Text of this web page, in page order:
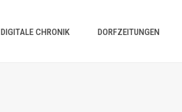
DIGITALE CHRONIK DORFZEITUNGEN